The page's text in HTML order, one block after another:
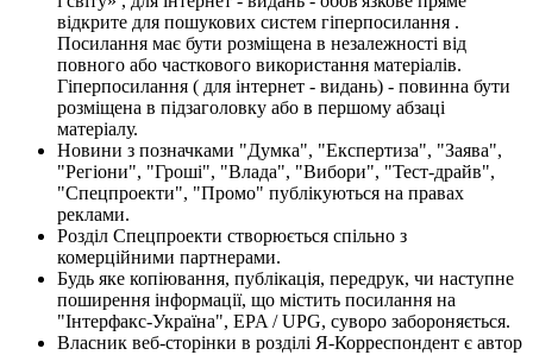
відкрите для пошукових систем гіперпосилання .
Посилання має бути розміщена в незалежності від
повного або часткового використання матеріалів.
Гіперпосилання ( для інтернет - видань) - повинна бути
розміщена в підзаголовку або в першому абзаці
матеріалу.
Новини з позначками "Думка", "Експертиза", "Заява",
"Регіони", "Гроші", "Влада", "Вибори", "Тест-драйв",
"Спецпроекти", "Промо" публікуються на правах
реклами.
Розділ Спецпроекти створюється спільно з
комерційними партнерами.
Будь яке копіювання, публікація, передрук, чи наступне
поширення інформації, що містить посилання на
"Інтерфакс-Україна", EPA / UPG, суворо забороняється.
Власник веб-сторінки в розділі Я-Корреспондент є автор